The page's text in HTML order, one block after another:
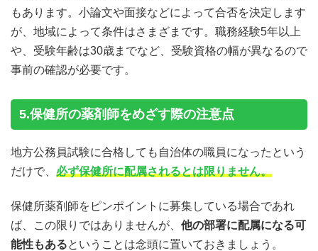
もあります。小論文や面接などによって合否を決定します
が、地域によって条件はさまざまです。職務経験5年以上
や、受験年齢は30歳までなど、受験資格の幅が異なるので
事前の確認が必要です。
5.保健所の薬剤師をめざす際の注意点
地方公務員試験に合格しても自治体の職員になったという
だけで、 必ず保健所に配属されるとは限りません。
保健所薬剤師をピンポイントに募集している場合であれ
ば、この限りではありませんが、 他の部署に配属になる可
能性もあるということは念頭に置いておきましょう。